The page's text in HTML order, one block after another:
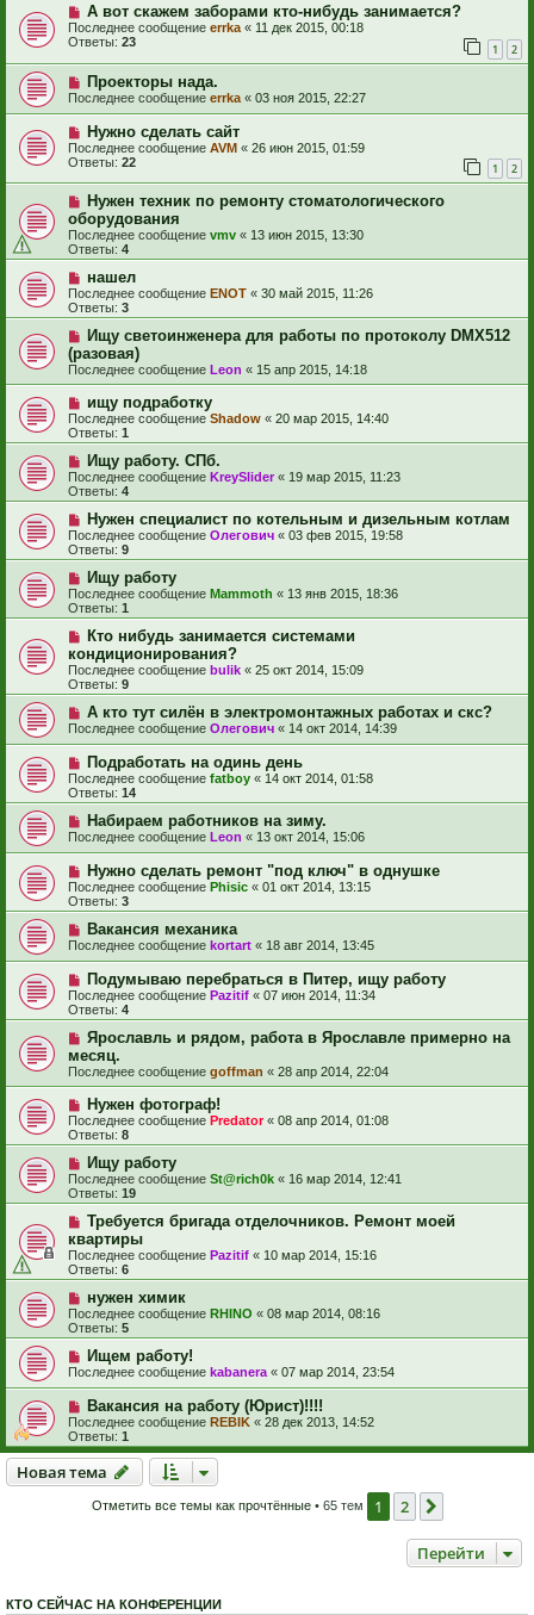
А вот скажем заборами кто-нибудь занимается?
Последнее сообщение errka « 11 дек 2015, 00:18
Ответы: 23 1 2
Проекторы нада.
Последнее сообщение errka « 03 ноя 2015, 22:27
Нужно сделать сайт
Последнее сообщение AVM « 26 июн 2015, 01:59
Ответы: 22 1 2
Нужен техник по ремонту стоматологического
оборудования
Последнее сообщение vmv « 13 июн 2015, 13:30
Ответы: 4
нашел
Последнее сообщение ENOT « 30 май 2015, 11:26
Ответы: 3
Ищу светоинженера для работы по протоколу DMX512
(разовая)
Последнее сообщение Leon « 15 апр 2015, 14:18
ищу подработку
Последнее сообщение Shadow « 20 мар 2015, 14:40
Ответы: 1
Ищу работу. СПб.
Последнее сообщение KreySlider« 19 мар 2015, 11:23
Ответы: 4
Нужен специалист по котельным и дизельным котлам
Последнее сообщение Олегович « 03 фев 2015, 19:58
Ответы: 9
Ищу работу
Последнее сообщение Mammoth « 13 янв 2015, 18:36
Ответы: 1
Кто нибудь занимается системами
кондиционирования?
Последнее сообщение bulik « 25 окт 2014, 15:09
Ответы: 9
А кто тут силён в электромонтажных работах и скс?
Последнее сообщение Олегович « 14 окт 2014, 14:39
Подработать на одинь день
Последнее сообщение fatboy « 14 окт 2014, 01:58
Ответы: 14
Набираем работников на зиму.
Последнее сообщение Leon « 13 окт 2014, 15:06
Нужно сделать ремонт "под ключ" в однушке
Последнее сообщение Phisic « 01 окт 2014, 13:15
Ответы: 3
Вакансия механика
Последнее сообщение kortart « 18 авг 2014, 13:45
Подумываю перебраться в Питер, ищу работу
Последнее сообщение Pazitif « 07 июн 2014, 11:34
Ответы: 4
Ярославль и рядом, работа в Ярославле примерно на
месяц.
Последнее сообщение goffman « 28 апр 2014, 22:04
Нужен фотограф!
Последнее сообщение Predator« 08 апр 2014, 01:08
Ответы: 8
Ищу работу
Последнее сообщение St@rich0k « 16 мар 2014, 12:41
Ответы: 19
Требуется бригада отделочников. Ремонт моей
квартиры
Последнее сообщение Pazitif « 10 мар 2014, 15:16
Ответы: 6
нужен химик
Последнее сообщение RHINO « 08 мар 2014, 08:16
Ответы: 5
Ищем работу!
Последнее сообщение kabanera « 07 мар 2014, 23:54
Вакансия на работу (Юрист)!!!!
Последнее сообщение REBIK « 28 дек 2013, 14:52
Ответы: 1
Новая тема
Новаятема
Отметить все темы как прочтённые• 65 тем 1 2
Перейти
КТО СЕЙЧАС НА КОНФЕРЕНЦИИ